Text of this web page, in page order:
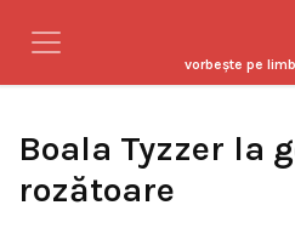
vorbeşte pe
Boala Tyzzer la
rozătoare